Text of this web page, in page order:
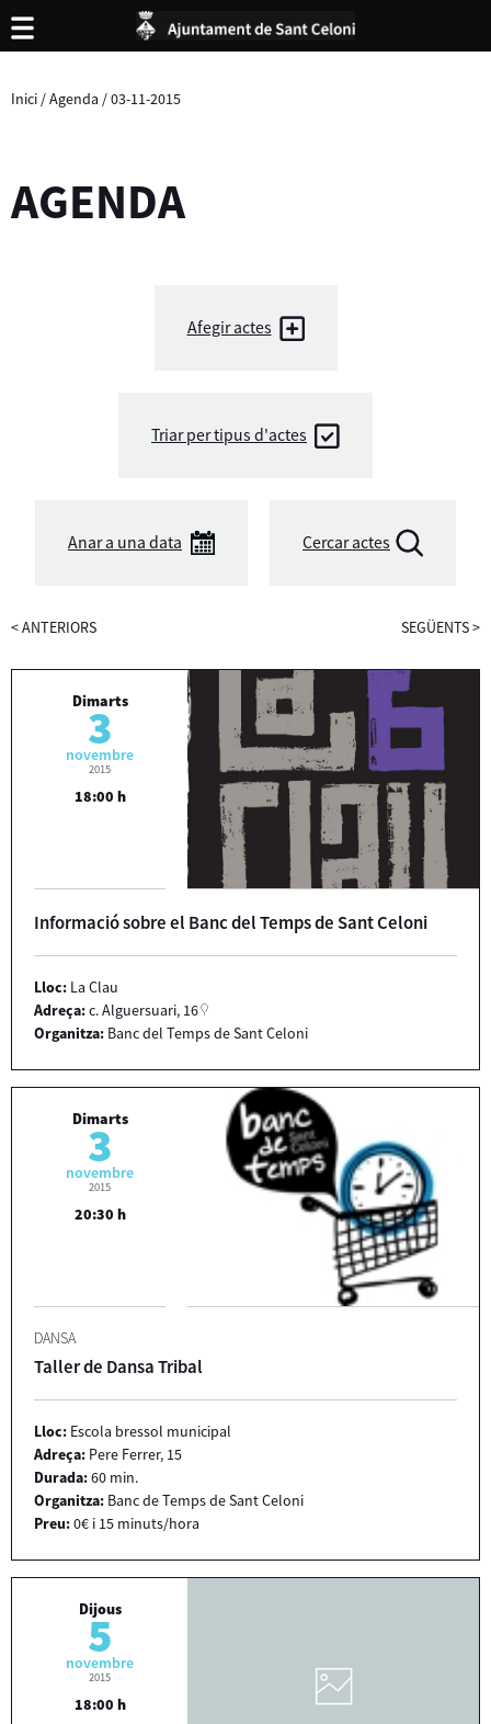
Inici /Agenda /03-11-2015
AGENDA
Afegir actes
Triar per tipus d'actes
Anar a una data Cercar actes
<ANTERIORS SEGÜENTS>
Dimarts
3
novembre
2015
18:00 h
Informació sobre el Banc del Temps de Sant Celoni
Lloc: La Clau
Adreça:c. Alguersuari, 16
Organitza: Banc del Temps de Sant Celoni
Dimarts
3
novembre
2015
20:30 h
DANSA
Taller de Dansa Tribal
Lloc: Escola bressol municipal
Adreça: Pere Ferrer, 15
Durada:60 min.
Organitza: Banc de Temps de Sant Celoni
Preu:0€ i 15 minuts/hora
Dijous
5
novembre
2015
18:00 h